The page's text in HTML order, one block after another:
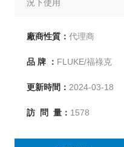
況下使用
廠商性質： 代理商
品 牌 ： FLUKE/福祿克
更新時間： 2024-03-18
訪 問 量： 1578